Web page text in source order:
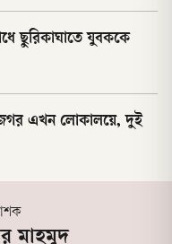
ছুরিকাঘাতে যুবককে
এখন লোকালয়ে, দুই
মাহমুদ